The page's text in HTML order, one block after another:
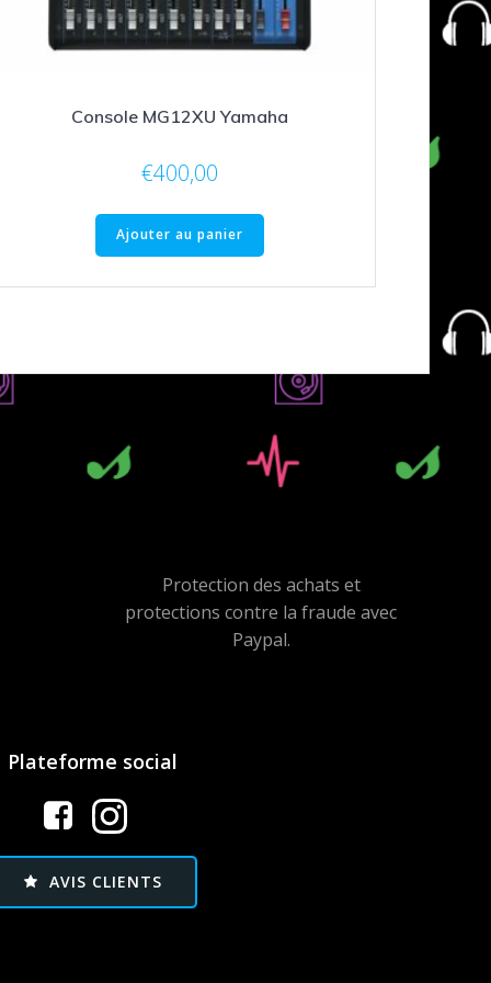
Console MG12XU Yamaha
€400,00
Ajouter au panier
Protection des achats et
protections contre la fraude avec
Paypal.
Plateforme social
AVIS CLIENTS